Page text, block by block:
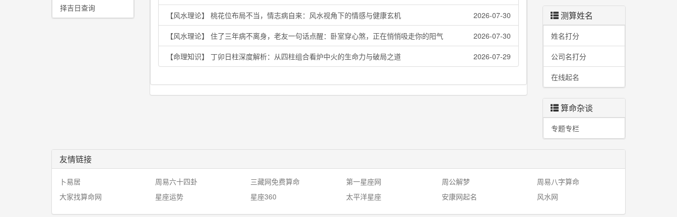
择吉日查询
【风水理论】 桃花位布局不当，情志病自来：风水视角下的情感与健康玄机 2026-07-30
【风水理论】 住了三年病不离身，老友一句话点醒：卧室穿心煞，正在悄悄吸走你的阳气 2026-07-30
【命理知识】 丁卯日柱深度解析：从四柱组合看炉中火的生命力与破局之道 2026-07-29
测算姓名
姓名打分
公司名打分
在线起名
算命杂谈
专题专栏
友情链接
卜易居 周易六十四卦 三藏网免费算命 第一星座网 周公解梦
周易八字算命
大家找算命网
星座运势 星座360 太平洋星座 安康网起名 风水网